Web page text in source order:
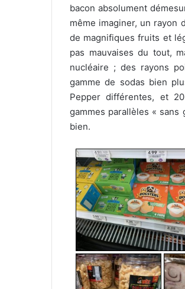
bacon absolument
même imaginer, un rayon
de magnifiques fruits et
pas mauvaises du tout,
nucléaire ; des rayons
gamme de sodas bien
Pepper différentes, et
gammes parallèles «
bien.